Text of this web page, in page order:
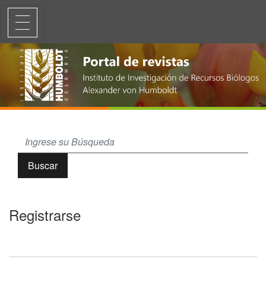
Registrarse
Buscar
Registrarse